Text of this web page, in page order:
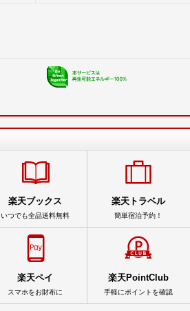
楽天ブックス
いつでも全品送料無料
楽天トラベル
簡単宿泊予約！
楽天ペイ
スマホをお財布に
楽天PointClub
手軽にポイントを確認